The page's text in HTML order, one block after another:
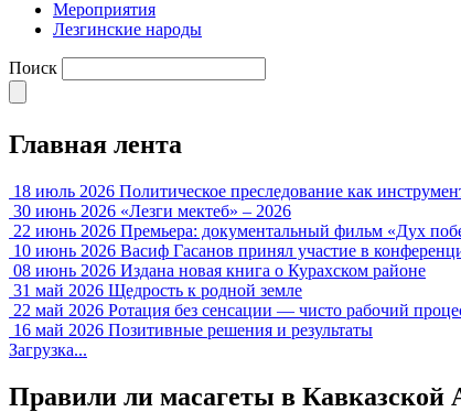
Мероприятия
Лезгинские народы
Поиск
Главная лента
18 июль 2026 Политическое преследование как
30 июнь 2026 «Лезги мектеб» – 2026
22 июнь 2026 Премьера: документальный фильм «Дух
10 июнь 2026 Васиф Гасанов принял участие в
08 июнь 2026 Издана новая книга о Курахском районе
31 май 2026 Щедрость к родной земле
22 май 2026 Ротация без сенсации — чисто рабочий
16 май 2026 Позитивные решения и результаты
Загрузка...
Правили ли масагеты в Кавказской